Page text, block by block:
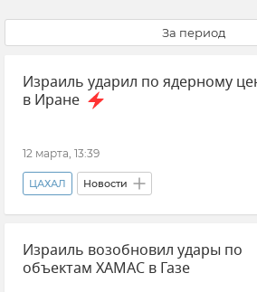
За период
Израиль ударил по ядерному
в Иране
12 марта, 13:39
ЦАХАЛ Новости
Обострение между Израилем и Ираном
Израиль В мире Ядерная
Израиль возобновил удары по
объектам ХАМАС в Газе